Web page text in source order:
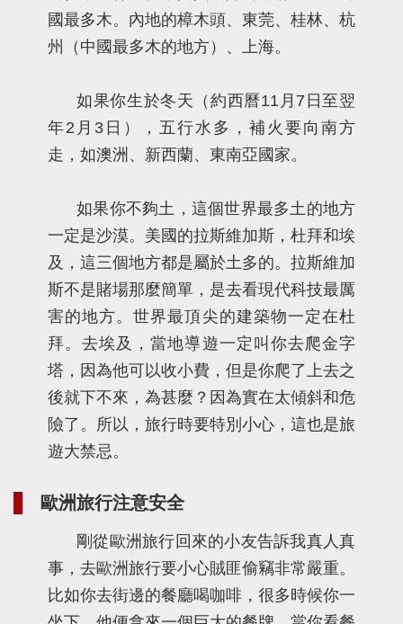
國最多木。內地的樟木頭、東莞、桂林、杭
州（中國最多木的地方）、上海。
如果你生於冬天（約西曆11月7日至翌
年2月3日），五行水多，補火要向南方
走，如澳洲、新西蘭、東南亞國家。
如果你不夠土，這個世界最多土的地方
一定是沙漠。美國的拉斯維加斯，杜拜和埃
及，這三個地方都是屬於土多的。拉斯維加
斯不是賭場那麼簡單，是去看現代科技最厲
害的地方。世界最頂尖的建築物一定在杜
拜。去埃及，當地導遊一定叫你去爬金字
塔，因為他可以收小費，但是你爬了上去之
後就下不來，為甚麼？因為實在太傾斜和危
險了。所以，旅行時要特別小心，這也是旅
遊大禁忌。
歐洲旅行注意安全
剛從歐洲旅行回來的小友告訴我真人真
事，去歐洲旅行要小心賊匪偷竊非常嚴重。
比如你去街邊的餐廳喝咖啡，很多時候你一